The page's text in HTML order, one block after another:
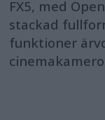
FX5, med
stackad
funktioner